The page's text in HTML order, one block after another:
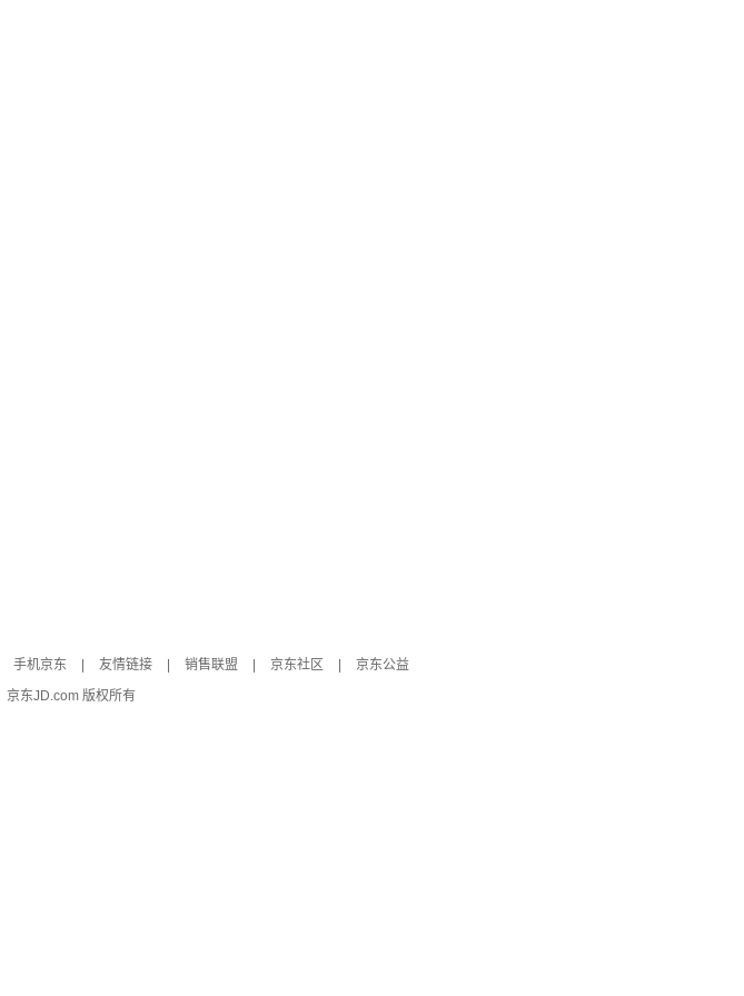
手机京东 友情链接 销售联盟 京东社区
京东公益
京东JD.com 版权所有